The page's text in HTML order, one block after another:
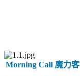
Morning Call 魔力客